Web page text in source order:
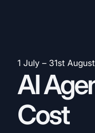
1 July – 31st
AI
Cost